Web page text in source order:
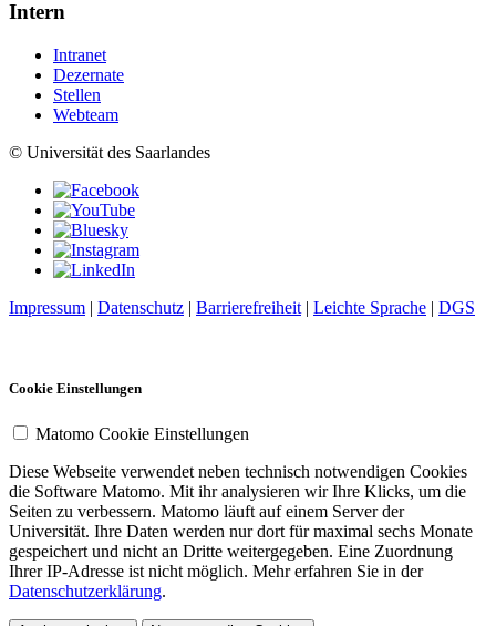
Intern
Intranet
Dezernate
Stellen
Webteam
© Universität des Saarlandes
Impressum | Datenschutz | Barrierefreiheit | Leichte Sprache | DGS
Cookie Einstellungen
Matomo Cookie Einstellungen
Diese Webseite verwendet neben technisch notwendigen Cookies
die Software Matomo. Mit ihr analysieren wir Ihre Klicks, um die
Seiten zu verbessern. Matomo läuft auf einem Server der
Universität. Ihre Daten werden nur dort für maximal sechs Monate
gespeichert und nicht an Dritte weitergegeben. Eine Zuordnung
Ihrer IP-Adresse ist nicht möglich. Mehr erfahren Sie in der
Datenschutzerklärung.